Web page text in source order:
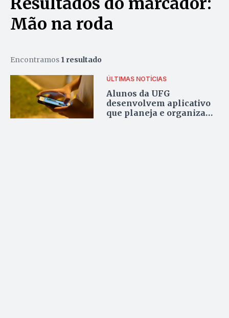
Mão na roda
Encontramos 1 resultado
ÚLTIMAS NOTÍCIAS
Alunos da UFG
desenvolvem aplicativo
que planeja e organiza